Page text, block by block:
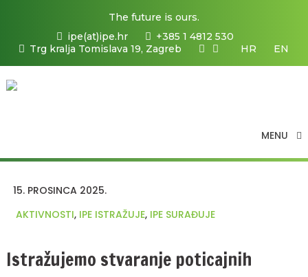
The future is ours.
ipe(at)ipe.hr
+385 1 4812 530
Trg kralja Tomislava 19, Zagreb
HR EN
MENU
15. PROSINCA 2025.
AKTIVNOSTI, IPE ISTRAŽUJE, IPE SURAĐUJE
Istražujemo stvaranje poticajnih